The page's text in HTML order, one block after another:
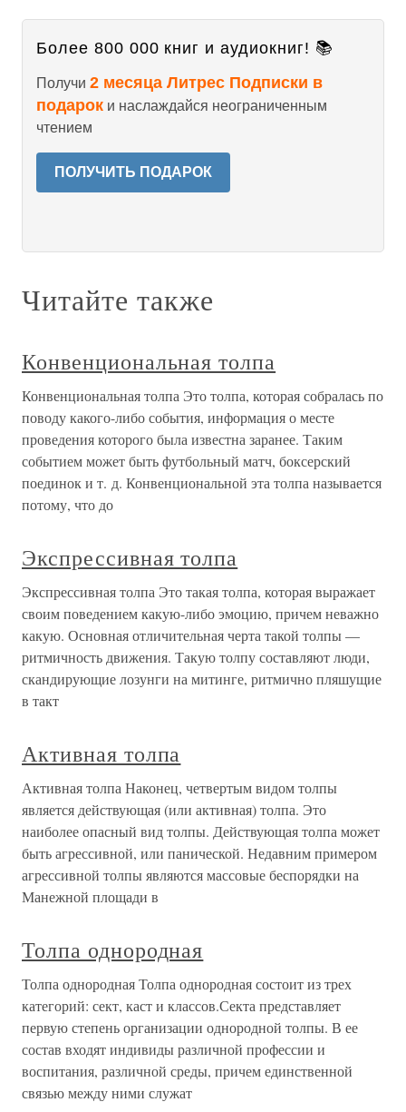
Более 800 000 книг и аудиокниг! 📚
Получи 2 месяца Литрес Подписки в
подарок и наслаждайся неограниченным
чтением
ПОЛУЧИТЬ ПОДАРОК
Читайте также
Конвенциональная толпа
Конвенциональная толпа Это толпа, которая собралась по
поводу какого-либо события, информация о месте
проведения которого была известна заранее. Таким
событием может быть футбольный матч, боксерский
поединок и т. д. Конвенциональной эта толпа называется
потому, что до
Экспрессивная толпа
Экспрессивная толпа Это такая толпа, которая выражает
своим поведением какую-либо эмоцию, причем неважно
какую. Основная отличительная черта такой толпы —
ритмичность движения. Такую толпу составляют люди,
скандирующие лозунги на митинге, ритмично пляшущие
в такт
Активная толпа
Активная толпа Наконец, четвертым видом толпы
является действующая (или активная) толпа. Это
наиболее опасный вид толпы. Действующая толпа может
быть агрессивной, или панической. Недавним примером
агрессивной толпы являются массовые беспорядки на
Манежной площади в
Толпа однородная
Толпа однородная Толпа однородная состоит из трех
категорий: сект, каст и классов.Секта представляет
первую степень организации однородной толпы. В ее
состав входят индивиды различной профессии и
воспитания, различной среды, причем единственной
связью между ними служат